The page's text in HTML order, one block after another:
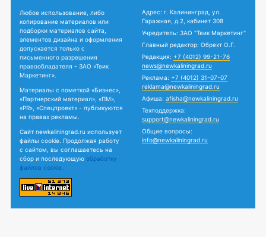
Любое использование, либо
копирование материалов или
подборки материалов сайта,
элементов дизайна и оформления
допускается только с
письменного разрешения
правообладателя - ЗАО «Твик
Маркетинг».
Материалы с пометкой «Бизнес»,
«Партнерский материал», «ПМ»,
«PR», «Спецпроект» - публикуются
на правах рекламы.
Сайт newkaliningrad.ru использует
файлы cookie. Продолжая работу
с сайтом, вы соглашаетесь на
сбор и последующую обработку
файлов cookie.
Адрес: г. Калининград, ул.
Гаражная, д.2, кабинет 308
Учредитель: ЗАО "Твик Маркетинг"
Главный редактор: Обрехт О.Г.
Редакция: +7 (4012) 99-21-76
news@newkaliningrad.ru
Реклама: +7 (4012) 31-07-07
reklama@newkaliningrad.ru
Афиша: afisha@newkaliningrad.ru
Техподдержка:
support@newkaliningrad.ru
Общие вопросы:
info@newkaliningrad.ru